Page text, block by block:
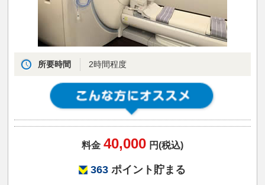
所要時間 2時間程度
料金 40,000 円(税込)
363ポイント貯まる